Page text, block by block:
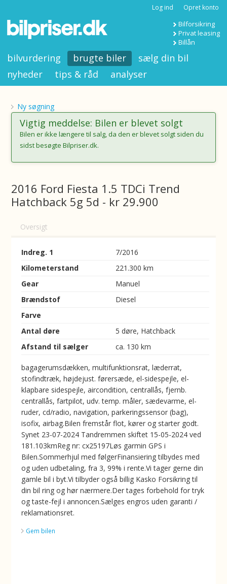
Log ind Opret konto
Bilforsikring
Privat leasing
Billån
bilvurdering brugte biler
sælg din bil
nyheder
tips & råd analyser
Ny søgning
Vigtig meddelse: Bilen er blevet solgt
Bilen er ikke længere til salg, da den er blevet solgt siden du
sidst besøgte Bilpriser.dk.
2016 Ford Fiesta 1.5 TDCi Trend
Hatchback 5g 5d - kr 29.900
Oversigt
Indreg. 1
7/2016
Kilometerstand
221.300 km
Gear
Manuel
Brændstof
Diesel
Farve
Antal døre
5 døre, Hatchback
Afstand til sælger
ca. 130 km
bagagerumsdækken, multifunktionsrat, læderrat,
stofindtræk, højdejust. førersæde, el-sidespejle, el-
klapbare sidespejle, aircondition, centrallås, fjernb.
centrallås, fartpilot, udv. temp. måler, sædevarme, el-
ruder, cd/radio, navigation, parkeringssensor (bag),
isofix, airbag.Bilen fremstår flot, kører og starter godt.
Synet 23-07-2024 Tandremmen skiftet 15-05-2024 ved
181.103kmReg nr: cx25197Løs garmin GPS i
Bilen.Sommerhjul med følgerFinansiering tilbydes med
og uden udbetaling, fra 3, 99% i rente.Vi tager gerne din
gamle bil i byt.Vi tilbyder også billig Kasko Forsikring til
din bil ring og hør nærmere.Der tages forbehold for tryk
og taste-fejl i annoncen.Sælges engros uden garanti /
reklamationsret.
Gem bilen